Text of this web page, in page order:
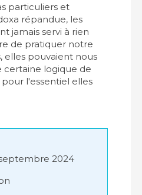
particuliers et
répandue, les
jamais servi à rien
de pratiquer notre
elles pouvaient nous
certaine logique de
l'essentiel elles
2024